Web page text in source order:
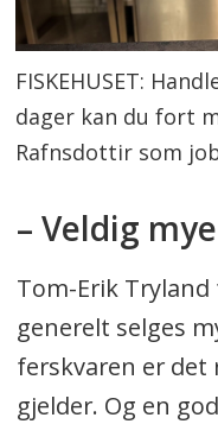
FISKEHUSET:
dager kan du fort
Rafnsdottir som
– Veldig
Tom-Erik
generelt selges
ferskvaren er
gjelder. Og en